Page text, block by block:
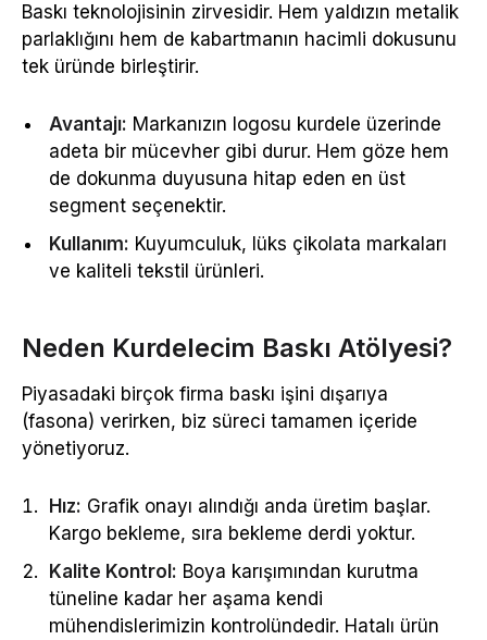
Baskı teknolojisinin zirvesidir. Hem yaldızın metalik
parlaklığını hem de kabartmanın hacimli dokusunu
tek üründe birleştirir.
Avantajı: Markanızın logosu kurdele üzerinde
adeta bir mücevher gibi durur. Hem göze hem
de dokunma duyusuna hitap eden en üst
segment seçenektir.
Kullanım: Kuyumculuk, lüks çikolata markaları
ve kaliteli tekstil ürünleri.
Neden Kurdelecim Baskı Atölyesi?
Piyasadaki birçok firma baskı işini dışarıya
(fasona) verirken, biz süreci tamamen içeride
yönetiyoruz.
Hız: Grafik onayı alındığı anda üretim başlar.
Kargo bekleme, sıra bekleme derdi yoktur.
Kalite Kontrol: Boya karışımından kurutma
tüneline kadar her aşama kendi
mühendislerimizin kontrolündedir. Hatalı ürün